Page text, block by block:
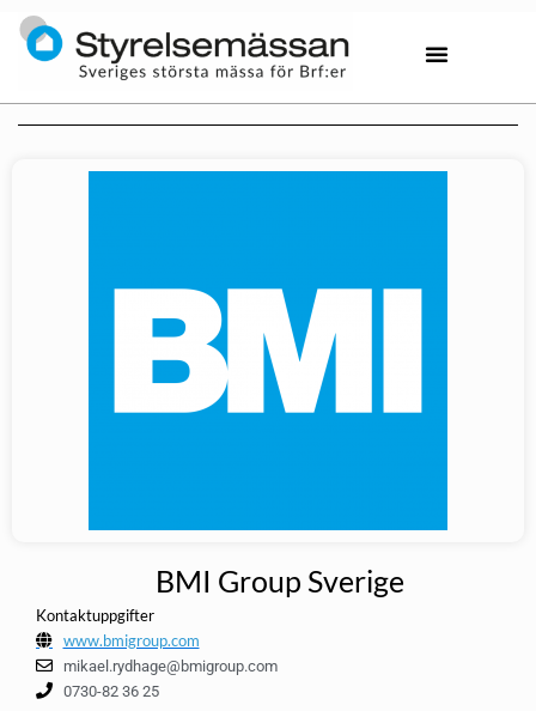
BMI Group Sverige
Kontaktuppgifter
www.bmigroup.com
mikael.rydhage@bmigroup.com
0730-82 36 25